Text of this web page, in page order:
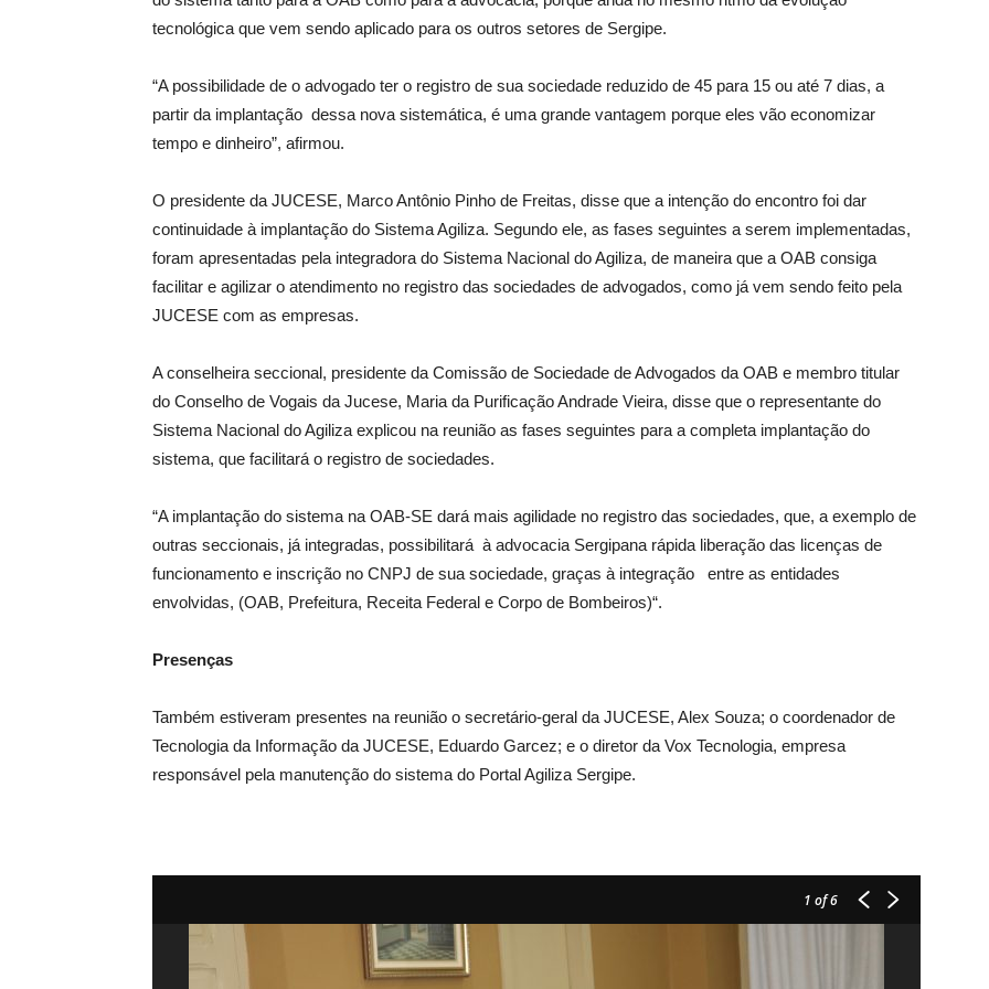
tecnológica que vem sendo aplicado para os outros setores de Sergipe.
“A possibilidade de o advogado ter o registro de sua sociedade reduzido de 45 para 15 ou até 7 dias, a
partir da implantação dessa nova sistemática, é uma grande vantagem porque eles vão economizar
tempo e dinheiro”, afirmou.
O presidente da JUCESE, Marco Antônio Pinho de Freitas, disse que a intenção do encontro foi dar
continuidade à implantação do Sistema Agiliza. Segundo ele, as fases seguintes a serem implementadas,
foram apresentadas pela integradora do Sistema Nacional do Agiliza, de maneira que a OAB consiga
facilitar e agilizar o atendimento no registro das sociedades de advogados, como já vem sendo feito pela
JUCESE com as empresas.
A conselheira seccional, presidente da Comissão de Sociedade de Advogados da OAB e membro titular
do Conselho de Vogais da Jucese, Maria da Purificação Andrade Vieira, disse que o representante do
Sistema Nacional do Agiliza explicou na reunião as fases seguintes para a completa implantação do
sistema, que facilitará o registro de sociedades.
“A implantação do sistema na OAB-SE dará mais agilidade no registro das sociedades, que, a exemplo de
outras seccionais, já integradas, possibilitará à advocacia Sergipana rápida liberação das licenças de
funcionamento e inscrição no CNPJ de sua sociedade, graças à integração entre as entidades
envolvidas, (OAB, Prefeitura, Receita Federal e Corpo de Bombeiros)“.
Presenças
Também estiveram presentes na reunião o secretário-geral da JUCESE, Alex Souza; o coordenador de
Tecnologia da Informação da JUCESE, Eduardo Garcez; e o diretor da Vox Tecnologia, empresa
responsável pela manutenção do sistema do Portal Agiliza Sergipe.
1 of 6